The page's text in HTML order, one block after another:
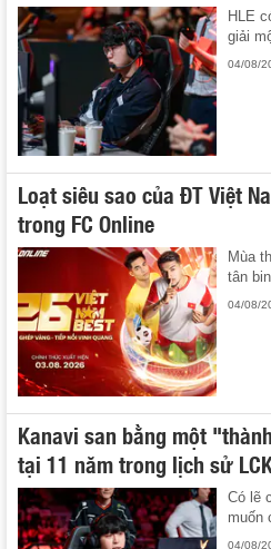
HLE
giải
04/08/
Loạt siêu sao của ĐT Việt
trong FC Online
Mùa
tân
04/08/
Kanavi san bằng một
tại 11 năm trong lịch sử
Có lẽ
muốn
04/08/